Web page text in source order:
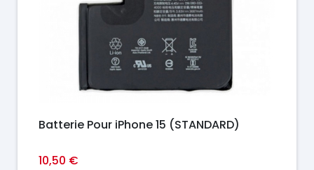
Batterie Pour iPhone 15 (STANDARD)
10,50 €